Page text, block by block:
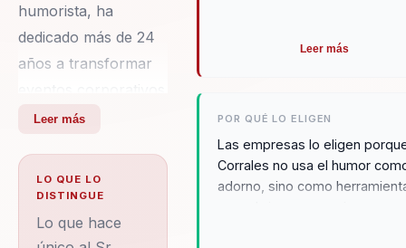
humorista, ha
dedicado más de 24
años a transformar
en experiencias
habilidad innata para
combinar humor y
motivación le ha
Leer más
LO QUE LO
DISTINGUE
Lo que hace
Leer más
POR QUÉ LO ELIGEN
Las empresas lo eligen
Corrales no usa el humor
adorno, sino como